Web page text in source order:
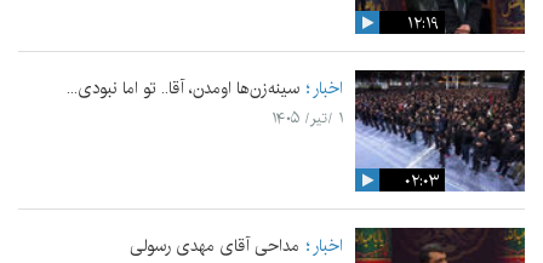
۱۲:۱۹
۰۲:۰۳
اخبار سینه‌زن‌ها اومدن،‌ آقا.. تو اما نبودی...
۱ /تیر/ ۱۴۰۵
اخبار مداحی آقای مهدی رسولی